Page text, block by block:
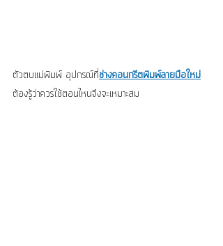
ตัวตบแม่พิมพ์ อุปกรณ์ที่ช่างคอนกรีตพิมพ์ลายมือใหม่
ต้องรู้ว่าควรใช้ตอนไหนจึงจะเหมาะสม